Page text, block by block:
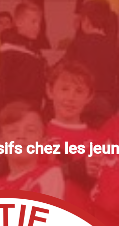
chez les